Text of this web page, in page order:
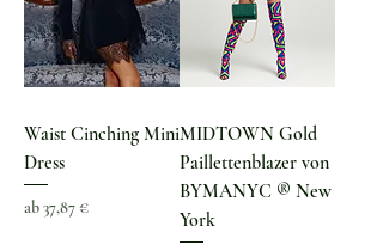
Waist Cinching Mini
Dress
ab37,87 €
Sale-Preis
MIDTOWN Gold
Paillettenblazer von
BYMANYC ® New
York